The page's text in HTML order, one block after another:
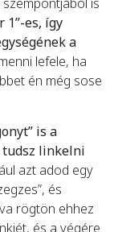
1”-es, így
a
lefele, ha
én még sose
is a
tudsz linkelni
azt adod egy
és
rögtön ehhez
és a végére